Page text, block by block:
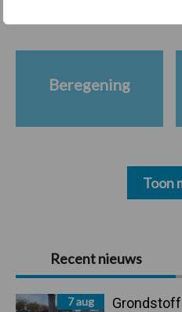
Primaire
Sidebar
Recent nieuws
7 aug
Beregening
Toon